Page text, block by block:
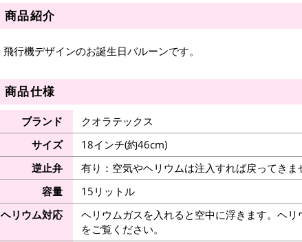
商品紹介
飛行機デザインのお誕生日バルーンです。
商品仕様
ブランド
クオラテックス
サイズ
18インチ(約46cm)
逆止弁
有り：空気やヘリウムは注入すれば戻ってきま
容量
15リットル
ヘリウム対応
ヘリウムガスを入れると空中に浮きます。ヘ
をご覧ください。